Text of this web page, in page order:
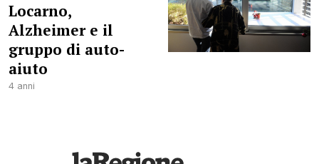
Locarno,
Alzheimer e il
gruppo di auto-
aiuto
4 anni